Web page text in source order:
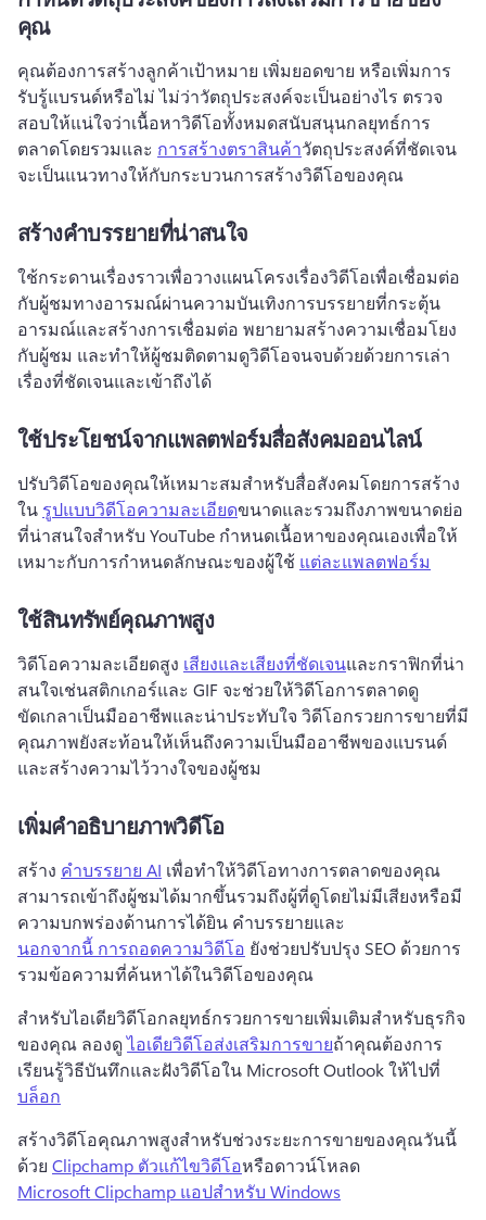
คุณ
คุณต้องการสร้างลูกค้าเป้าหมาย เพิ่มยอดขาย หรือเพิ่มการ
รับรู้แบรนด์หรือไม่ ไม่ว่าวัตถุประสงค์จะเป็นอย่างไร ตรวจ
สอบให้แน่ใจว่าเนื้อหาวิดีโอทั้งหมดสนับสนุนกลยุทธ์การ
ตลาดโดยรวมและ การสร้างตราสินค้าวัตถุประสงค์ที่ชัดเจน
จะเป็นแนวทางให้กับกระบวนการสร้างวิดีโอของคุณ
สร้างคําบรรยายที่น่าสนใจ
ใช้กระดานเรื่องราวเพื่อวางแผนโครงเรื่องวิดีโอเพื่อเชื่อมต่อ
กับผู้ชมทางอารมณ์ผ่านความบันเทิงการบรรยายที่กระตุ้น
อารมณ์และสร้างการเชื่อมต่อ พยายามสร้างความเชื่อมโยง
กับผู้ชม และทำให้ผู้ชมติดตามดูวิดีโอจนจบด้วยด้วยการเล่า
เรื่องที่ชัดเจนและเข้าถึงได้
ใช้ประโยชน์จากแพลตฟอร์มสื่อสังคมออนไลน์
ปรับวิดีโอของคุณให้เหมาะสมสําหรับสื่อสังคมโดยการสร้าง
ใน รูปแบบวิดีโอความละเอียดขนาดและรวมถึงภาพขนาดย่อ
ที่น่าสนใจสําหรับ YouTube กําหนดเนื้อหาของคุณเองเพื่อให้
เหมาะกับการกําหนดลักษณะของผู้ใช้ แต่ละแพลตฟอร์ม
ใช้สินทรัพย์คุณภาพสูง
วิดีโอความละเอียดสูง เสียงและเสียงที่ชัดเจนและกราฟิกที่น่า
สนใจเช่นสติกเกอร์และ GIF จะช่วยให้วิดีโอการตลาดดู
ขัดเกลาเป็นมืออาชีพและน่าประทับใจ วิดีโอกรวยการขายที่มี
คุณภาพยังสะท้อนให้เห็นถึงความเป็นมืออาชีพของแบรนด์
และสร้างความไว้วางใจของผู้ชม
เพิ่มคําอธิบายภาพวิดีโอ
สร้าง คําบรรยาย AI เพื่อทําให้วิดีโอทางการตลาดของคุณ
สามารถเข้าถึงผู้ชมได้มากขึ้นรวมถึงผู้ที่ดูโดยไม่มีเสียงหรือมี
ความบกพร่องด้านการได้ยิน คําบรรยายและ
นอกจากนี้ การถอดความวิดีโอ ยังช่วยปรับปรุง SEO ด้วยการ
รวมข้อความที่ค้นหาได้ในวิดีโอของคุณ
สำหรับไอเดียวิดีโอกลยุทธ์กรวยการขายเพิ่มเติมสำหรับธุรกิจ
ของคุณ ลองดู ไอเดียวิดีโอส่งเสริมการขายถ้าคุณต้องการ
เรียนรู้วิธีบันทึกและฝังวิดีโอใน Microsoft Outlook ให้ไปที่
บล็อก
สร้างวิดีโอคุณภาพสูงสําหรับช่วงระยะการขายของคุณวันนี้
ด้วย Clipchamp ตัวแก้ไขวิดีโอหรือดาวน์โหลด
Microsoft Clipchamp แอปสําหรับ Windows